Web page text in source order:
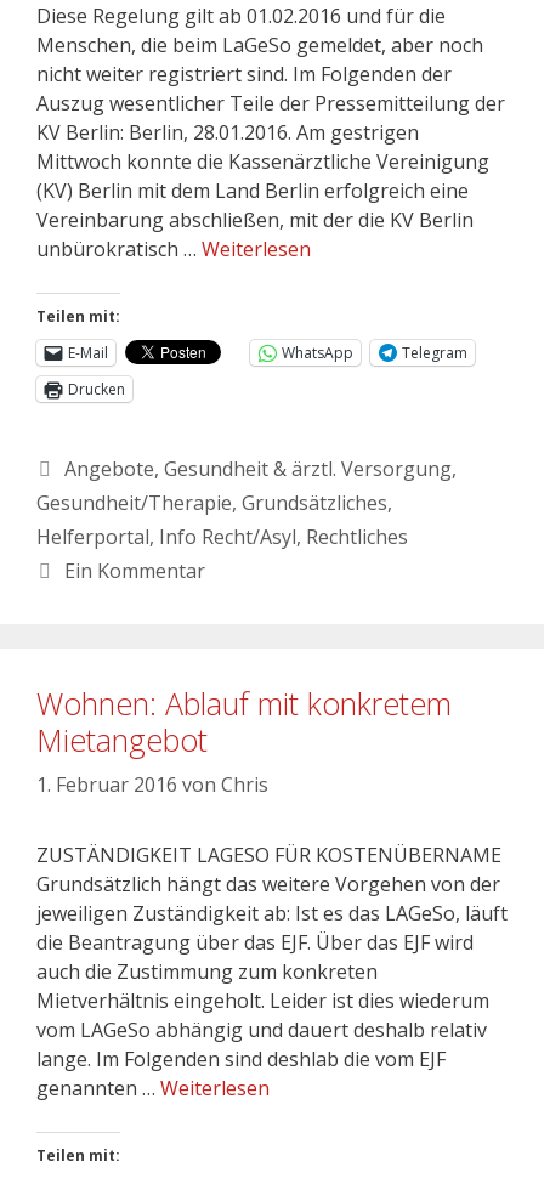
Diese Regelung gilt ab 01.02.2016 und für die
Menschen, die beim LaGeSo gemeldet, aber noch
nicht weiter registriert sind. Im Folgenden der
Auszug wesentlicher Teile der Pressemitteilung der
KV Berlin: Berlin, 28.01.2016. Am gestrigen
Mittwoch konnte die Kassenärztliche Vereinigung
(KV) Berlin mit dem Land Berlin erfolgreich eine
Vereinbarung abschließen, mit der die KV Berlin
unbürokratisch … Weiterlesen
Teilen mit:
E-Mail
WhatsApp
Telegram
Drucken
Angebote, Gesundheit & ärztl. Versorgung,
Gesundheit/Therapie, Grundsätzliches,
Helferportal, Info Recht/Asyl, Rechtliches
Ein Kommentar
Wohnen: Ablauf mit konkretem
Mietangebot
1. Februar 2016 von Chris
ZUSTÄNDIGKEIT LAGESO FÜR KOSTENÜBERNAME
Grundsätzlich hängt das weitere Vorgehen von der
jeweiligen Zuständigkeit ab: Ist es das LAGeSo, läuft
die Beantragung über das EJF. Über das EJF wird
auch die Zustimmung zum konkreten
Mietverhältnis eingeholt. Leider ist dies wiederum
vom LAGeSo abhängig und dauert deshalb relativ
lange. Im Folgenden sind deshlab die vom EJF
genannten … Weiterlesen
Teilen mit: